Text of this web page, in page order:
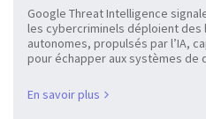
Google Threat Intelligence
les cybercriminels déploient des
autonomes, propulsés par l’IA,
pour échapper aux systèmes de
En savoir plus